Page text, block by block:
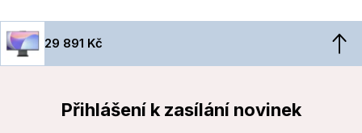
29 891 Kč
Přihlášení k zasílání novinek